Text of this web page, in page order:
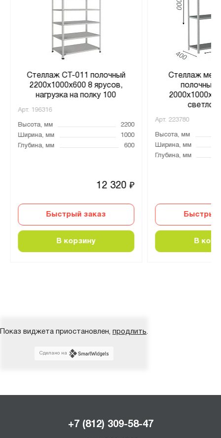
Стеллаж СТ-011 полочный
2200x1000x600 8 ярусов,
нагрузка на полку 100
Арт. 196316
Высота, мм
2200
Ширина, мм
1000
Глубина, мм
600
12 320₽
Быстрый заказ
В корзину
Стеллаж
полочный
светло-
Арт. 223780
Высота, мм
Ширина, мм
Глубина, мм
Быстрый
В
Показ виджета приостановлен, продлить.
Сделано на
+7 (812) 309-58-47